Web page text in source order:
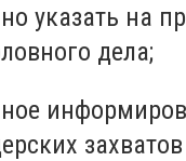
указать на
дела;
захватов